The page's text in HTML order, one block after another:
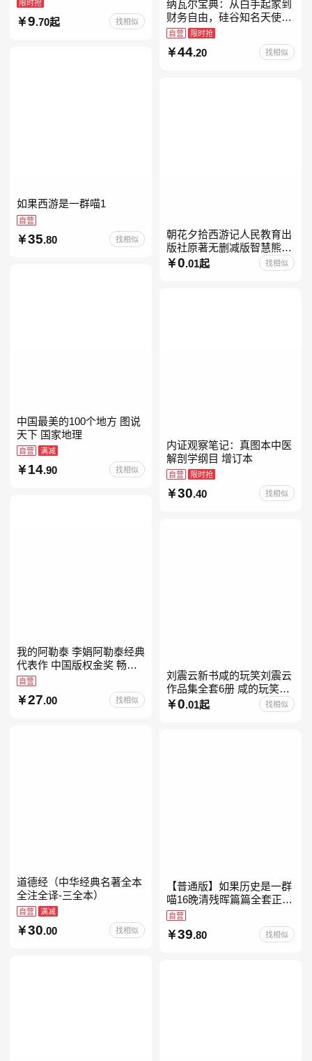
成的升级版鲁迅原著正版七
八九年级上下 鲁滨逊漂流
限时抢
9.70起 找相似
纳瓦尔宝典：从白手起家到
财务自由，硅谷知名天使投
资人纳瓦尔智慧箴言录
自营 限时抢
44.20 找相似
如果西游是一群喵1
自营
35.80 找相似
朝花夕拾西游记人民教育出
版社原著无删减版智慧熊升
级版七年级必读书目初一上
册人民文学出版社人教版当
0.01起 找相似
中国最美的100个地方 图说
天下 国家地理
自营 满减
14.90 找相似
内证观察笔记：真图本中医
解剖学纲目 增订本
自营 限时抢
30.40 找相似
我的阿勒泰 李娟阿勒泰经典
代表作 中国版权金奖 畅销
超200万册 同名剧8.9分爆款
北疆大地的旷野之梦 当当自
营
自营
27.00 找相似
刘震云新书咸的玩笑刘震云
作品集全套6册 咸的玩笑
+一句顶一万句+一日三秋
+我不是潘金莲+我叫刘跃进
0.01起 找相似
道德经（中华经典名著全本
全注全译-三全本）
自营 满减
30.00 找相似
【普通版】如果历史是一群
喵16晚清残晖篇篇全套正版
1-156册肥志著漫画8周年纪
念版套装3册小学生课外阅
读儿童西游喵知识
自营
39.80 找相似